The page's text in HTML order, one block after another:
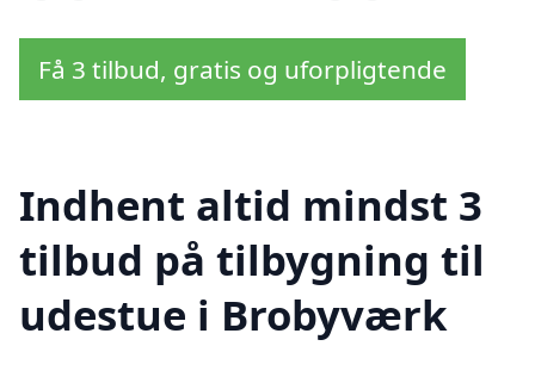
Få 3 tilbud, gratis og uforpligtende
Indhent altid mindst 3
tilbud på tilbygning til
udestue i Brobyværk